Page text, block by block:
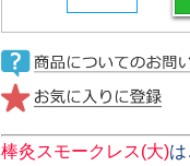
棒灸スモークレス(大)